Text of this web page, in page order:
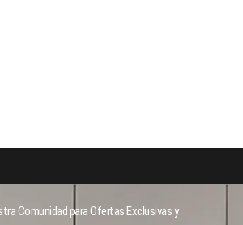
Comunidad para Ofertas Exclusivas y